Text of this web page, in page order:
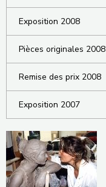
Exposition 2008
Pièces originales 2008
Remise des prix 2008
Exposition 2007